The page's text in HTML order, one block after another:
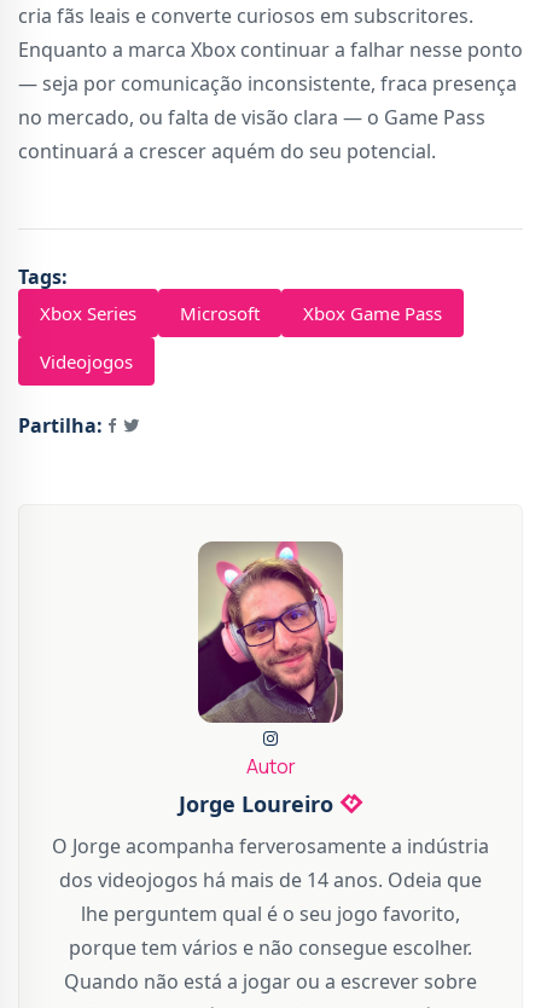
cria fãs leais e converte curiosos em subscritores.
Enquanto a marca Xbox continuar a falhar nesse ponto
— seja por comunicação inconsistente, fraca presença
no mercado, ou falta de visão clara — o Game Pass
continuará a crescer aquém do seu potencial.
Tags:
Xbox Series Microsoft
Xbox Game Pass
Videojogos
Partilha:
Autor
Jorge Loureiro
O Jorge acompanha ferverosamente a indústria
dos videojogos há mais de 14 anos. Odeia que
lhe perguntem qual é o seu jogo favorito,
porque tem vários e não consegue escolher.
Quando não está a jogar ou a escrever sobre